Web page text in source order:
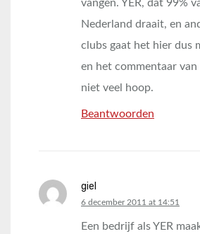
vangen. YER, dat 99%
Nederland draait, en
clubs gaat het hier dus
en het commentaar
niet veel hoop.
Beantwoorden
giel
says:
6 december 2011 at 14:51
Een bedrijf als YER